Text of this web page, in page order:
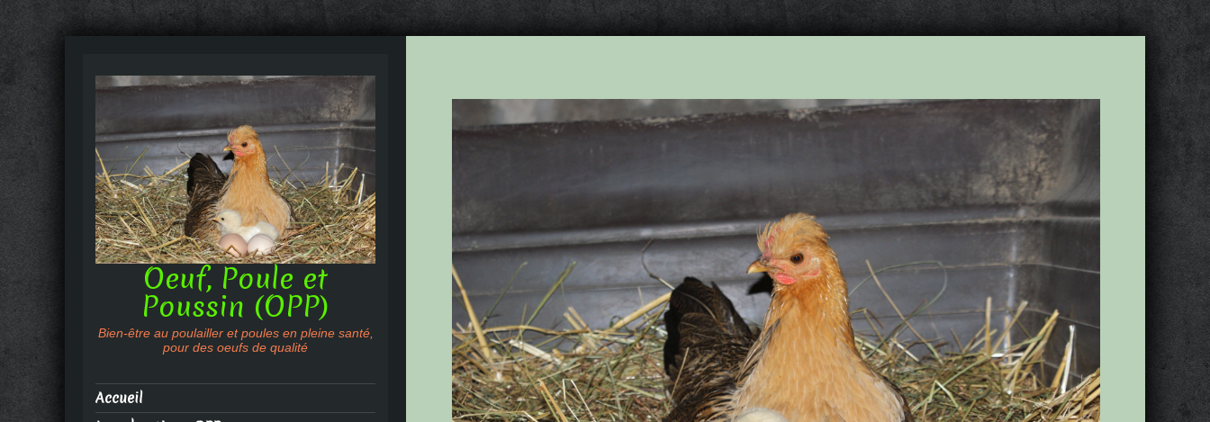
Oeuf, Poule et
Poussin (OPP)
Bien-être au poulailler et poules en pleine santé,
pour des oeufs de qualité
Accueil